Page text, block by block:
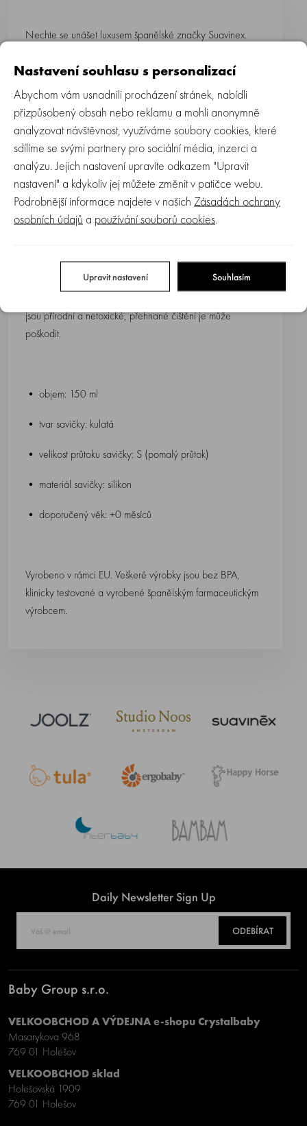
Nechte se unášet luxusem španělské značky Suavinex.
Širokohrdlá láhev umožňuje rodičům snazší mytí a přípravu
pokrmu a díky svému širokému dnu je lépe stabilní. Její
ergonomický tvar podporuje lepší uchopení během krmení
miminka. Má kulatou silikonovou savičku a anti-kolikové
průduchy, které zamezují hromadění vzduchu a jeho
polykání během krmení, čímž se snižuje pravděpodobnost
vzniku novorozenecké koliky.
jsou přírodní a netoxické, přehnané čištění je může
poškodit.
• objem: 150 ml
• tvar savičky: kulatá
• velikost průtoku savičky: S (pomalý průtok)
• materiál savičky: silikon
• doporučený věk: +0 měsíců
Vyrobeno v rámci EU. Veškeré výrobky jsou bez BPA,
klinicky testované a vyrobené španělským farmaceutickým
výrobcem.
Daily Newsletter Sign Up
ODEBÍRAT
Baby Group s.r.o.
VELKOOBCHOD A VÝDEJNA e-shopu Crystalbaby
Masarykova 968
769 01 Holešov
VELKOOBCHOD sklad
Holešovská 1909
769 01 Holešov
Nastavení souhlasu s personalizací
Abychom vám usnadnili procházení stránek, nabídli
přizpůsobený obsah nebo reklamu a mohli anonymně
analyzovat návštěvnost, využíváme soubory cookies, které
sdílíme se svými partnery pro sociální média, inzerci a
analýzu. Jejich nastavení upravíte odkazem "Upravit
nastavení" a kdykoliv jej můžete změnit v patičce webu.
Podrobnější informace najdete v našich Zásadách ochrany
osobních údajů a používání souborů cookies.
Upravit nastavení Souhlasím